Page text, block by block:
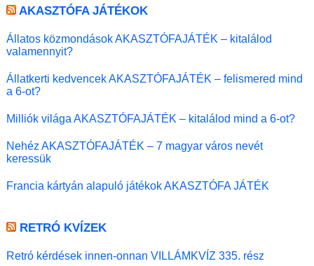
AKASZTÓFA JÁTÉKOK
Állatos közmondások AKASZTÓFAJÁTÉK – kitalálod
valamennyit?
Állatkerti kedvencek AKASZTÓFAJÁTÉK – felismered mind
a 6-ot?
Milliók világa AKASZTÓFAJÁTÉK – kitalálod mind a 6-ot?
Nehéz AKASZTÓFAJÁTÉK – 7 magyar város nevét
keressük
Francia kártyán alapuló játékok AKASZTÓFA JÁTÉK
RETRÓ KVÍZEK
Retró kérdések innen-onnan VILLÁMKVÍZ 335. rész